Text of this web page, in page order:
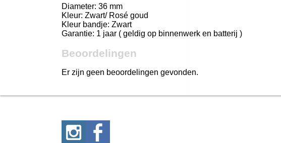
Diameter: 36 mm
Kleur: Zwart/ Rosé goud
Kleur bandje: Zwart
Garantie: 1 jaar ( geldig op binnenwerk en batterij )
Beoordelingen
Er zijn geen beoordelingen gevonden.